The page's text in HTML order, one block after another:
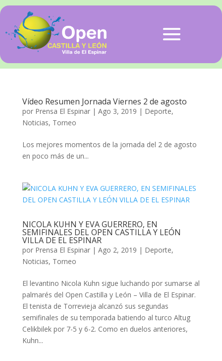
Vídeo Resumen Jornada Viernes 2 de agosto
por Prensa El Espinar| Ago 3, 2019 | Deporte,
Noticias, Torneo
Los mejores momentos de la jornada del 2 de agosto
en poco más de un...
NICOLA KUHN Y EVA GUERRERO, EN
SEMIFINALES DEL OPEN CASTILLA Y LEÓN
VILLA DE EL ESPINAR
por Prensa El Espinar| Ago 2, 2019 | Deporte,
Noticias, Torneo
El levantino Nicola Kuhn sigue luchando por sumarse al
palmarés del Open Castilla y León – Villa de El Espinar.
El tenista de Torrevieja alcanzó sus segundas
semifinales de su temporada batiendo al turco Altug
Celikbilek por 7-5 y 6-2. Como en duelos anteriores,
Kuhn...